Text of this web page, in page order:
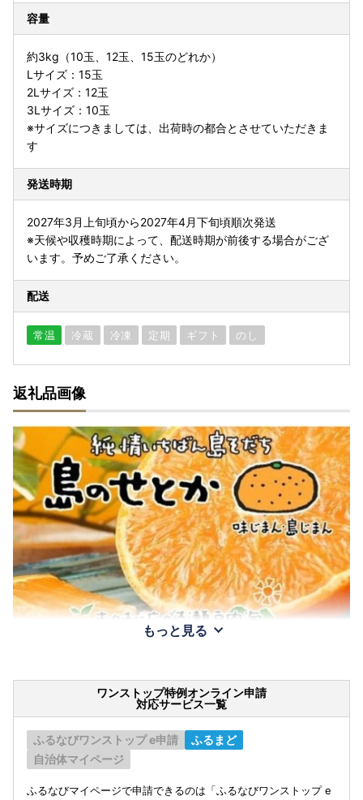
容量
約3kg（10玉、12玉、15玉のどれか）
Lサイズ：15玉
2Lサイズ：12玉
3Lサイズ：10玉
※サイズにつきましては、出荷時の都合とさせていただきま
す
発送時期
2027年3月上旬頃から2027年4月下旬頃順次発送
※天候や収穫時期によって、配送時期が前後する場合がござ
います。予めご了承ください。
配送
常温 冷蔵 冷凍 定期 ギフト のし
返礼品画像
もっと見る
ワンストップ特例オンライン申請
対応サービス一覧
ふるなびワンストップ e申請
ふるまど
自治体マイページ
ふるなびマイページで申請できるのは「ふるなびワンストップ e